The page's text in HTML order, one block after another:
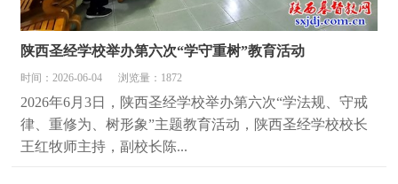
陕西圣经学校举办第六次“学守重树”教育活动
时间：2026-06-04 浏览量：1872
2026年6月3日，陕西圣经学校举办第六次“学法规、守戒
律、重修为、树形象”主题教育活动，陕西圣经学校校长
王红牧师主持，副校长陈...